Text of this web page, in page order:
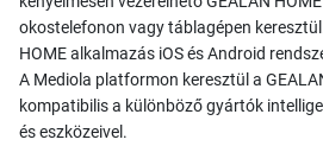
okostelefonon vagy táblagépen
HOME alkalmazás iOS és Android
A Mediola platformon keresztül a
kompatibilis a különböző gyártók
és eszközeivel.